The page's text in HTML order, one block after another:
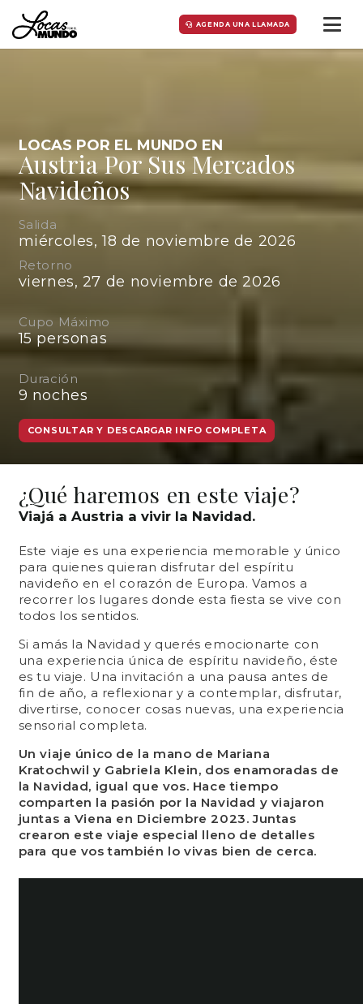
AGENDA UNA LLAMADA
LOCAS POR EL MUNDO EN
Austria Por Sus Mercados
Navideños
Salida
miércoles, 18 de noviembre de 2026
Retorno
viernes, 27 de noviembre de 2026
Cupo Máximo
15personas
Duración
9 noches
CONSULTAR Y DESCARGAR INFO COMPLETA
¿Qué haremos en este viaje?
Viajá a Austria a vivir la Navidad.
Este viaje es una experiencia memorable y único
para quienes quieran disfrutar del espíritu
navideño en el corazón de Europa. Vamos a
recorrer los lugares donde esta fiesta se vive con
todos los sentidos.
Si amás la Navidad y querés emocionarte con
una experiencia única de espíritu navideño, éste
es tu viaje. Una invitación a una pausa antes de
fin de año, a reflexionar y a contemplar, disfrutar,
divertirse, conocer cosas nuevas, una experiencia
sensorial completa.
Un viaje único de la mano de Mariana
Kratochwil y Gabriela Klein, dos enamoradas de
la Navidad, igual que vos. Hace tiempo
comparten la pasión por la Navidad y viajaron
juntas a Viena en Diciembre 2023. Juntas
crearon este viaje especial lleno de detalles
para que vos también lo vivas bien de cerca.